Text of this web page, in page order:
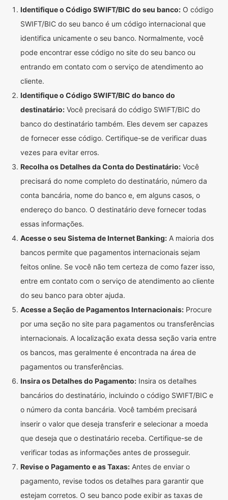
Identifique o Código SWIFT/BIC do seu banco: O código
SWIFT/BIC do seu banco é um código internacional que
identifica unicamente o seu banco. Normalmente, você
pode encontrar esse código no site do seu banco ou
entrando em contato com o serviço de atendimento ao
cliente.
Identifique o Código SWIFT/BIC do banco do
destinatário: Você precisará do código SWIFT/BIC do
banco do destinatário também. Eles devem ser capazes
de fornecer esse código. Certifique-se de verificar duas
vezes para evitar erros.
Recolha os Detalhes da Conta do Destinatário: Você
precisará do nome completo do destinatário, número da
conta bancária, nome do banco e, em alguns casos, o
endereço do banco. O destinatário deve fornecer todas
essas informações.
Acesse o seu Sistema de Internet Banking: A maioria dos
bancos permite que pagamentos internacionais sejam
feitos online. Se você não tem certeza de como fazer isso,
entre em contato com o serviço de atendimento ao cliente
do seu banco para obter ajuda.
Acesse a Seção de Pagamentos Internacionais: Procure
por uma seção no site para pagamentos ou transferências
internacionais. A localização exata dessa seção varia entre
os bancos, mas geralmente é encontrada na área de
pagamentos ou transferências.
Insira os Detalhes do Pagamento: Insira os detalhes
bancários do destinatário, incluindo o código SWIFT/BIC e
o número da conta bancária. Você também precisará
inserir o valor que deseja transferir e selecionar a moeda
que deseja que o destinatário receba. Certifique-se de
verificar todas as informações antes de prosseguir.
Revise o Pagamento e as Taxas: Antes de enviar o
pagamento, revise todos os detalhes para garantir que
estejam corretos. O seu banco pode exibir as taxas de